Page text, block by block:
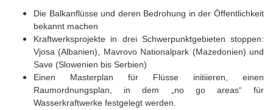
Die Balkanflüsse und deren Bedrohung in der Öffentlichkeit
bekannt machen
Kraftwerksprojekte in drei Schwerpunktgebieten stoppen:
Vjosa (Albanien), Mavrovo Nationalpark (Mazedonien) und
Save (Slowenien bis Serbien)
Einen Masterplan für Flüsse initiieren, einen
Raumordnungsplan, in dem „no go areas“ für
Wasserkraftwerke festgelegt werden.